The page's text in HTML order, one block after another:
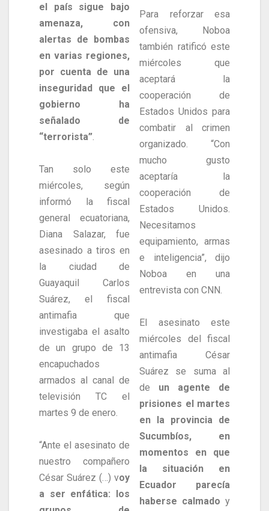
el país sigue bajo
amenaza, con
alertas de bombas
en varias regiones,
por cuenta de una
inseguridad que el
gobierno ha
señalado de
“terrorista”.
Tan solo este
miércoles, según
informó la fiscal
general ecuatoriana,
Diana Salazar, fue
asesinado a tiros en
la ciudad de
Guayaquil Carlos
Suárez, el fiscal
antimafia que
investigaba el asalto
de un grupo de 13
encapuchados
armados al canal de
televisión TC el
martes 9 de enero.
“Ante el asesinato de
nuestro compañero
César Suárez (…) voy
a ser enfática: los
Para reforzar esa
ofensiva, Noboa
también ratificó este
miércoles que
aceptará la
cooperación de
Estados Unidos para
combatir al crimen
organizado. “Con
mucho gusto
aceptaría la
cooperación de
Estados Unidos.
Necesitamos
equipamiento, armas
e inteligencia”, dijo
Noboa en una
entrevista con CNN.
El asesinato este
miércoles del fiscal
antimafia César
Suárez se suma al
de un agente de
prisiones el martes
en la provincia de
Sucumbíos, en
momentos en que
la situación en
Ecuador parecía
haberse calmado y